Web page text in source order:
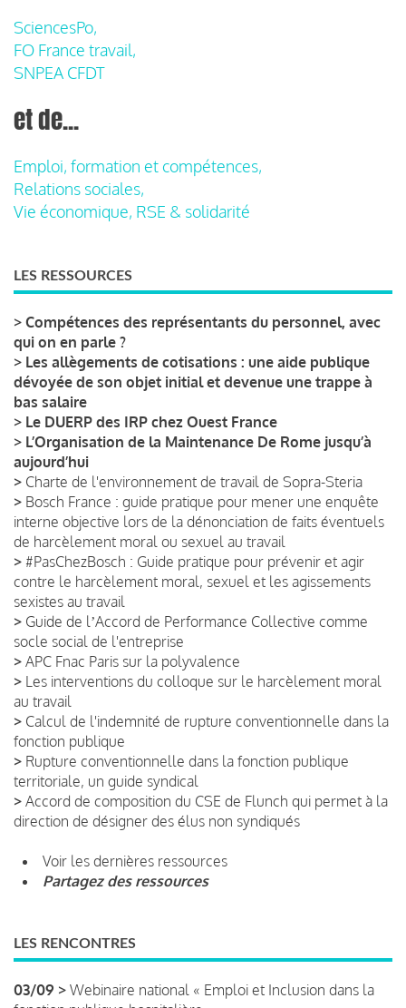
SciencesPo,
FO France travail,
SNPEA CFDT
et de...
Emploi, formation et compétences,
Relations sociales,
Vie économique, RSE & solidarité
LES RESSOURCES
> Compétences des représentants du personnel, avec
qui on en parle ?
> Les allègements de cotisations : une aide publique
dévoyée de son objet initial et devenue une trappe à
bas salaire
> Le DUERP des IRP chez Ouest France
> L’Organisation de la Maintenance De Rome jusqu’à
aujourd’hui
> Charte de l'environnement de travail de Sopra-Steria
> Bosch France : guide pratique pour mener une enquête
interne objective lors de la dénonciation de faits éventuels
de harcèlement moral ou sexuel au travail
> #PasChezBosch : Guide pratique pour prévenir et agir
contre le harcèlement moral, sexuel et les agissements
sexistes au travail
> Guide de lʼAccord de Performance Collective comme
socle social de l'entreprise
> APC Fnac Paris sur la polyvalence
> Les interventions du colloque sur le harcèlement moral
au travail
> Calcul de l'indemnité de rupture conventionnelle dans la
fonction publique
> Rupture conventionnelle dans la fonction publique
territoriale, un guide syndical
> Accord de composition du CSE de Flunch qui permet à la
direction de désigner des élus non syndiqués
Voir les dernières ressources
Partagez des ressources
LES RENCONTRES
03/09 > Webinaire national « Emploi et Inclusion dans la